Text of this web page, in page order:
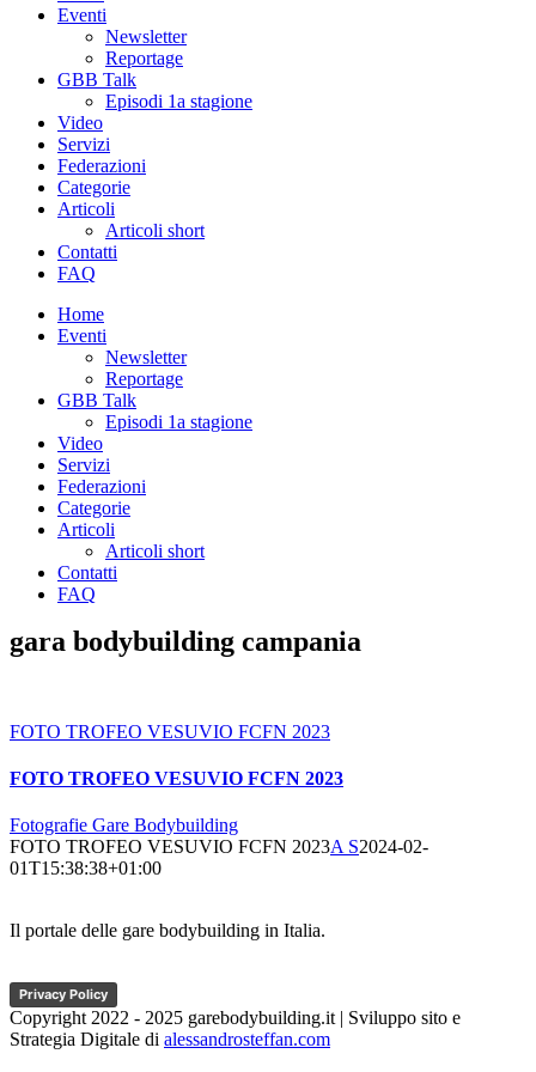
Eventi
Newsletter
Reportage
GBB Talk
Episodi 1a stagione
Video
Servizi
Federazioni
Categorie
Articoli
Articoli short
Contatti
FAQ
Home
Eventi
Newsletter
Reportage
GBB Talk
Episodi 1a stagione
Video
Servizi
Federazioni
Categorie
Articoli
Articoli short
Contatti
FAQ
gara bodybuilding campania
FOTO TROFEO VESUVIO FCFN 2023
FOTO TROFEO VESUVIO FCFN 2023
Fotografie Gare Bodybuilding
FOTO TROFEO VESUVIO FCFN 2023A S2024-02-
01T15:38:38+01:00
Il portale delle gare bodybuilding in Italia.
Privacy Policy
Copyright 2022 - 2025 garebodybuilding.it | Sviluppo sito e
Strategia Digitale di alessandrosteffan.com